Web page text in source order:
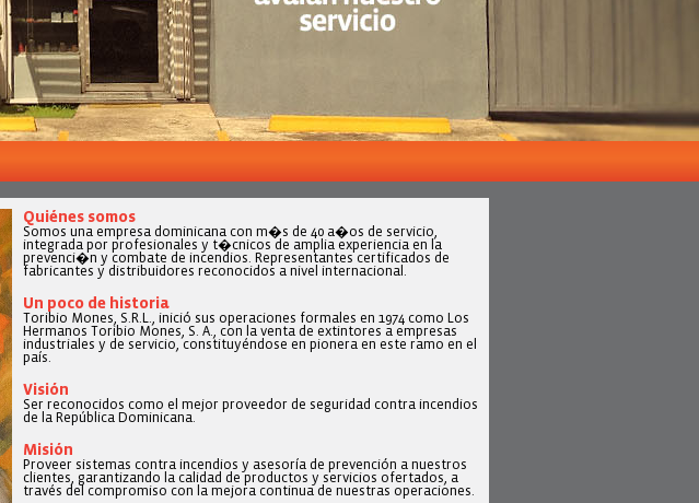
Quiénes somos
Somos una empresa dominicana con m�s de 40 a�os de servicio,
integrada por profesionales y t�cnicos de amplia experiencia en la
prevenci�n y combate de incendios. Representantes certificados de
fabricantes y distribuidores reconocidos a nivel internacional.
Un poco de historia
Toribio Mones, S.R.L., inició sus operaciones formales en 1974 como Los
Hermanos Toribio Mones, S. A., con la venta de extintores a empresas
industriales y de servicio, constituyéndose en pionera en este ramo en el
país.
Visión
Ser reconocidos como el mejor proveedor de seguridad contra incendios
de la República Dominicana.
Misión
Proveer sistemas contra incendios y asesoría de prevención a nuestros
clientes, garantizando la calidad de productos y servicios ofertados, a
través del compromiso con la mejora continua de nuestras operaciones.